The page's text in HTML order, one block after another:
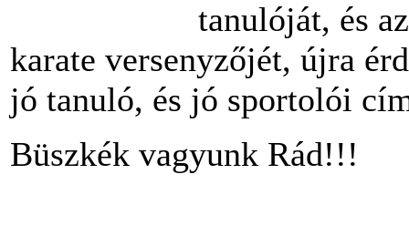
tanulóját, és
karate versenyzőjét, újra
jó tanuló, és jó sportolói
Büszkék vagyunk Rád!!!